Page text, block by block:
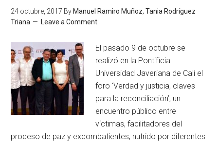
24 octubre, 2017 By Manuel Ramiro Muñoz, Tania Rodríguez
Triana
Leave a Comment
El pasado 9 de octubre se
realizó en la Pontificia
Universidad Javeriana de Cali el
foro ‘Verdad y justicia, claves
para la reconciliación’, un
encuentro público entre
víctimas, facilitadores del
proceso de paz y excombatientes, nutrido por diferentes